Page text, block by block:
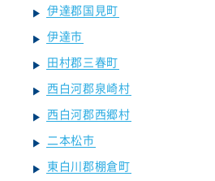
伊達郡国見町
伊達市
田村郡三春町
西白河郡泉崎村
西白河郡西郷村
二本松市
東白川郡棚倉町